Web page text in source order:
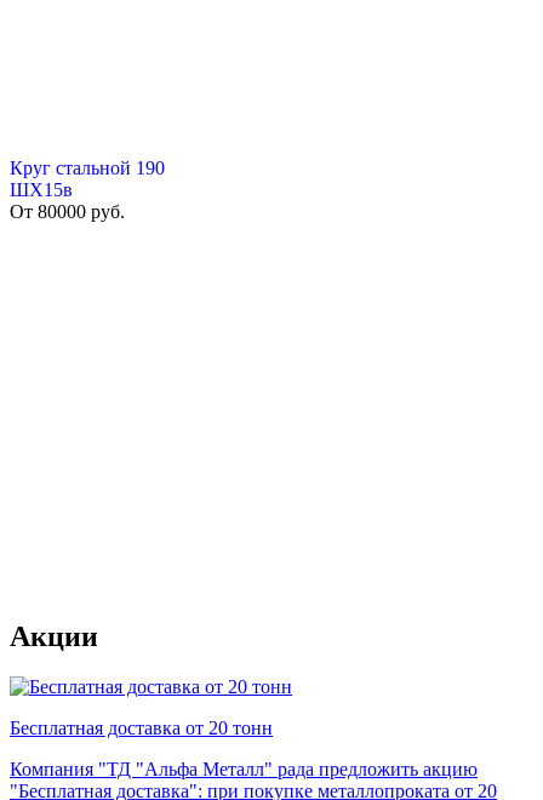
Круг стальной 190
ШХ15в
От 80000 руб.
Акции
Бесплатная доставка от 20 тонн
Компания "ТД "Альфа Металл" рада предложить акцию
"Бесплатная доставка": при покупке металлопроката от 20